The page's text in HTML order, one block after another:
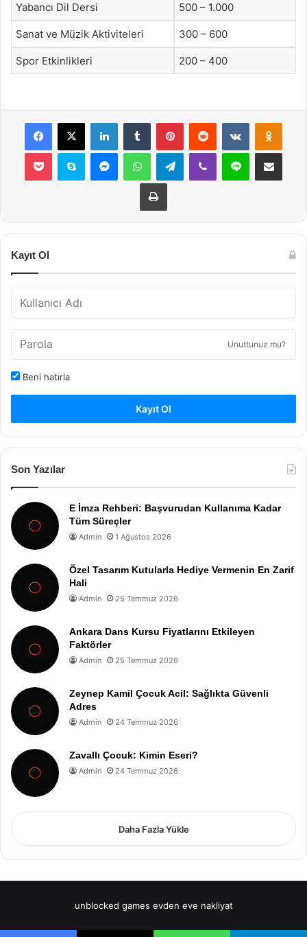
Yabancı Dil Dersi 500 – 1.000
Sanat ve Müzik Aktiviteleri 300 – 600
Spor Etkinlikleri 200 – 400
Facebook
X LinkedInTumblr PinterestReddit VKontakte
Pocket Skype MessengerWhatsAppTelegramViber Line E-Posta ile
Yazdır
Kayıt Ol
Unuttunuz mu?
Beni hatırla
Kayıt Ol
Son Yazılar
E İmza Rehberi: Başvurudan Kullanıma Kadar
Tüm Süreçler
Admin 1 Ağustos 2026
Özel Tasarım Kutularla Hediye Vermenin En Zarif
Hali
Admin 25 Temmuz 2026
Ankara Dans Kursu Fiyatlarını Etkileyen
Faktörler
Admin 25 Temmuz 2026
Zeynep Kamil Çocuk Acil: Sağlıkta Güvenli
Adres
Admin 24 Temmuz 2026
Zavallı Çocuk: Kimin Eseri?
Admin 24 Temmuz 2026
Daha Fazla Yükle
unblocked games evden eve nakliyat